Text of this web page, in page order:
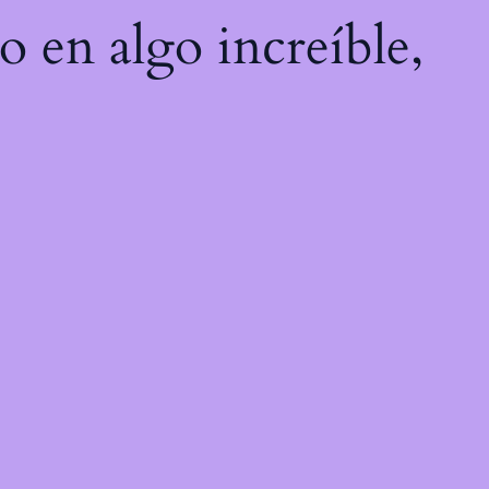
en algo increíble,